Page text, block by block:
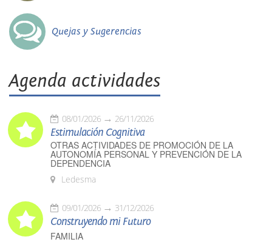
Quejas y Sugerencias
Agenda actividades
08/01/2026 26/11/2026
Estimulación Cognitiva
OTRAS ACTIVIDADES DE PROMOCIÓN DE LA
AUTONOMÍA PERSONAL Y PREVENCIÓN DE LA
DEPENDENCIA
Ledesma
09/01/2026 31/12/2026
Construyendo mi Futuro
FAMILIA